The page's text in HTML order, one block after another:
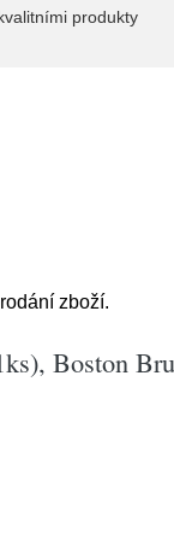
produkty
zboží.
Boston